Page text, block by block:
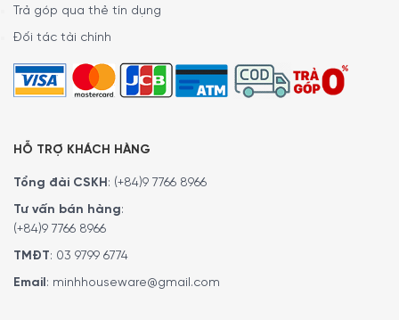
Trả góp qua thẻ tín dụng
Đối tác tài chính
HỖ TRỢ KHÁCH HÀNG
Tổng đài CSKH : (+84)9 7766 8966
Tư vấn bán hàng:
(+84)9 7766 8966
TMĐT: 03 9799 6774
Email : minhhouseware@gmail.com